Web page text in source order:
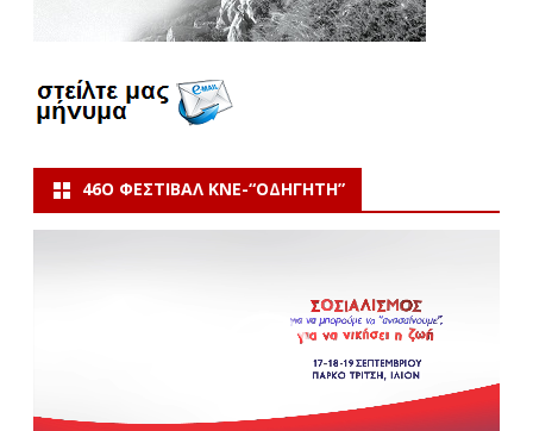
46Ο ΦΕΣΤΙΒΆΛ ΚΝΕ-“ΟΔΗΓΗΤΗ”
Πρόγραμμα